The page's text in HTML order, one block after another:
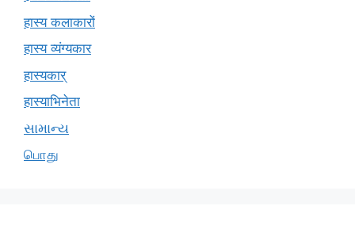
हास्य कलाकारों
हास्य व्यंग्यकार
हास्यकार्
हास्याभिनेता
સામાન્ય
பொது